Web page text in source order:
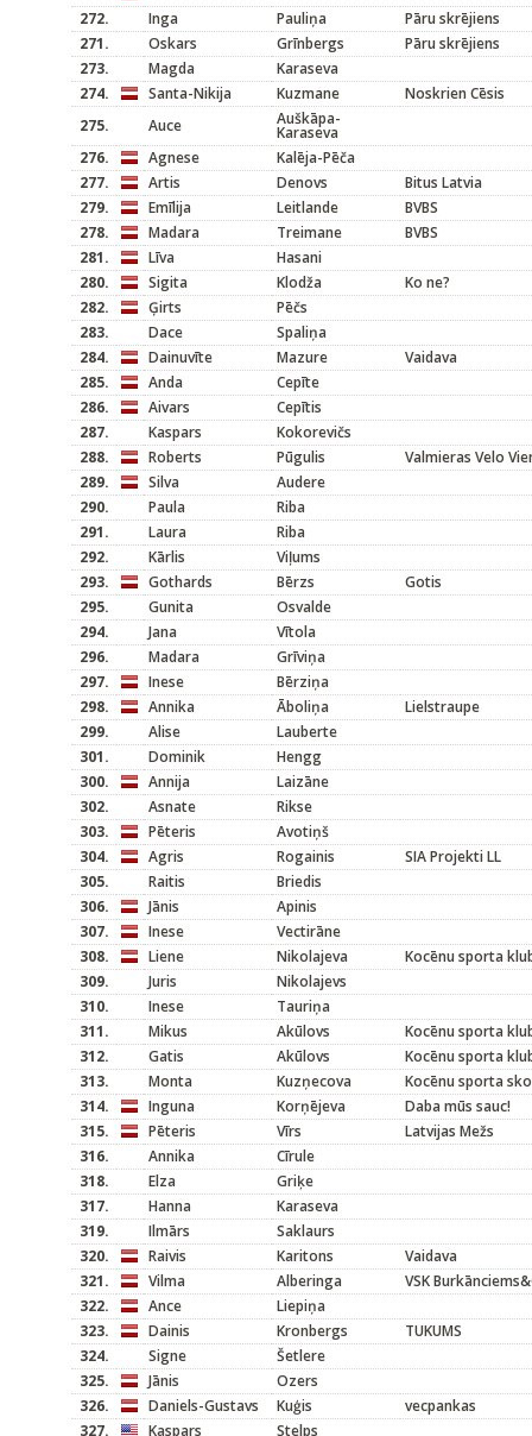
272.
Inga Pauliņa
Pāru skrējiens
271.
Oskars Grīnbergs
Pāru skrējiens
273.
Magda
Karaseva
274.
Santa-Nikija Kuzmane
Noskrien Cēsis
275.
Auce Auškāpa-
Karaseva
276.
Agnese
Kalēja-Pēča
277.
Artis Denovs
Bitus Latvia
279.
Emīlija Leitlande
BVBS
278.
Madara Treimane
BVBS
281.
Līva
Hasani
280.
Sigita Klodža
Ko ne?
282.
Ģirts
Pēčs
283.
Dace
Spaliņa
284.
Dainuvīte Mazure
Vaidava
285.
Anda
Cepīte
286.
Aivars
Cepītis
287.
Kaspars
Kokorevičs
288.
Roberts Pūgulis
Valmieras Velo
289.
Silva
Audere
290.
Paula
Riba
291.
Laura
Riba
292.
Kārlis
Viļums
293.
Gothards Bērzs
Gotis
295.
Gunita
Osvalde
294.
Jana
Vītola
296.
Madara
Grīviņa
297.
Inese
Bērziņa
298.
Annika Āboliņa
Lielstraupe
299.
Alise
Lauberte
301.
Dominik
Hengg
300.
Annija
Laizāne
302.
Asnate
Rikse
303.
Pēteris
Avotiņš
304.
Agris Rogainis
SIA Projekti LL
305.
Raitis
Briedis
306.
Jānis
Apinis
307.
Inese
Vectirāne
308.
Liene Nikolajeva
Kocēnu sporta
309.
Juris
Nikolajevs
310.
Inese
Tauriņa
311.
Mikus Akūlovs
Kocēnu sporta
312.
Gatis Akūlovs
Kocēnu sporta
313.
Monta Kuzņecova
Kocēnu sporta
314.
Inguna Korņējeva
Daba mūs sauc!
315.
Pēteris Vīrs
Latvijas Mežs
316.
Annika
Cīrule
318.
Elza
Griķe
317.
Hanna
Karaseva
319.
Ilmārs
Saklaurs
320.
Raivis Karitons
Vaidava
321.
Vilma Alberinga
VSK
322.
Ance
Liepiņa
323.
Dainis Kronbergs
TUKUMS
324.
Signe
Šetlere
325.
Jānis
Ozers
326.
Daniels-Gustavs Kuģis
vecpankas
327.
Kaspars Stelps